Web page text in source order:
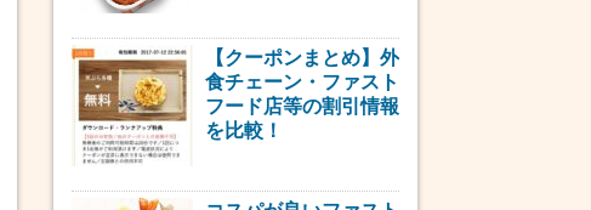
【クーポンまとめ】外
食チェーン・ファスト
フード店等の割引情報
を比較！